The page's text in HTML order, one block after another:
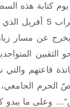
كتابة هذه
الزيارة مع اقتراب موعد
يخرج عن مسار
الثقبين
قاعتهم والتي
الحرم
وعلى ما يبدو